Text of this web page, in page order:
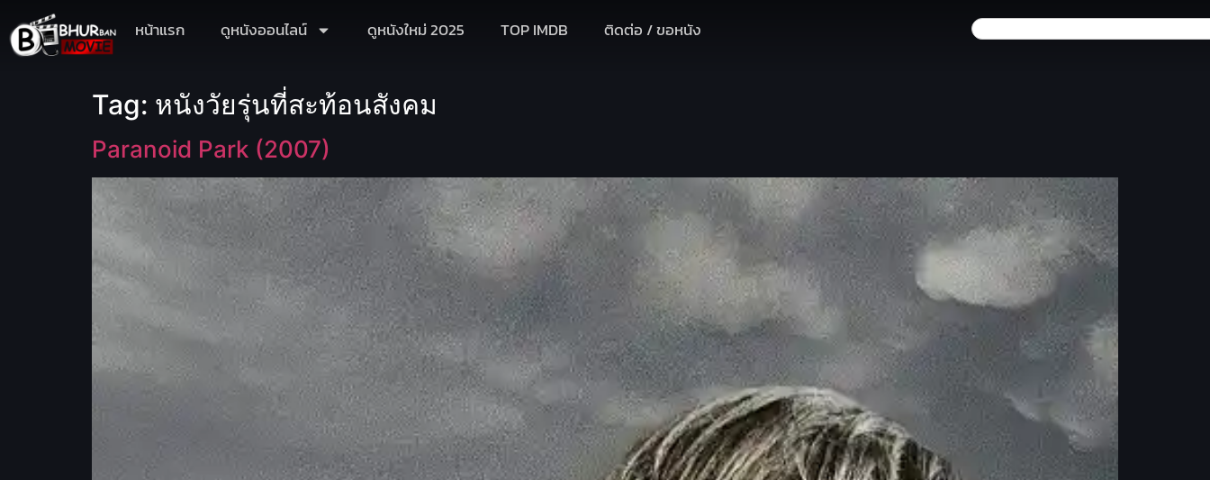
หน้าแรก ดูหนังออนไลน์ ดูหนังใหม่ 2025 TOP IMDB ติดต่อ / ขอหนัง
Tag: หนังวัยรุ่นที่สะท้อนสังคม
Paranoid Park (2007)